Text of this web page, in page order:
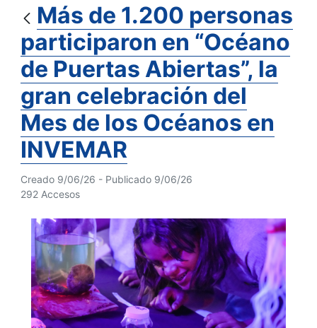
Más de 1.200 personas
participaron en “Océano
de Puertas Abiertas”, la
gran celebración del
Mes de los Océanos en
INVEMAR
Creado 9/06/26 - Publicado 9/06/26
292 Accesos